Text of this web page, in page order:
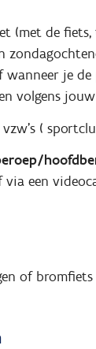
(met de
je
volgens
(
een
of bromfiets